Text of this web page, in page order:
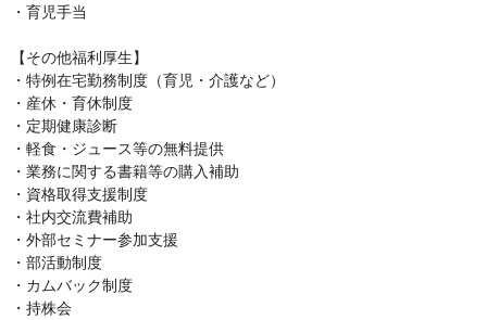
・育児手当
【その他福利厚生】
・特例在宅勤務制度（育児・介護など）
・産休・育休制度
・定期健康診断
・軽食・ジュース等の無料提供
・業務に関する書籍等の購入補助
・資格取得支援制度
・社内交流費補助
・外部セミナー参加支援
・部活動制度
・カムバック制度
・持株会